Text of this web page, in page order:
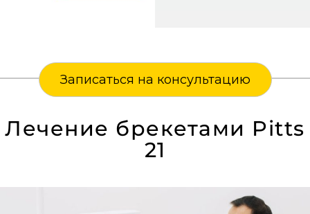
Записаться на консультацию
Лечение брекетами Pitts
21